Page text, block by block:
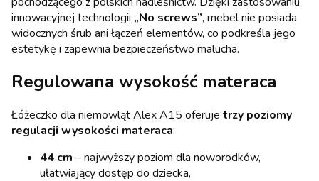
innowacyjnej technologii „No screws”, mebel nie posiada
widocznych śrub ani łączeń elementów, co podkreśla jego
estetykę i zapewnia bezpieczeństwo malucha.
Regulowana wysokość materaca
Łóżeczko dla niemowląt Alex A15 oferuje trzy poziomy
regulacji wysokości materaca:
44 cm – najwyższy poziom dla noworodków,
ułatwiający dostęp do dziecka,